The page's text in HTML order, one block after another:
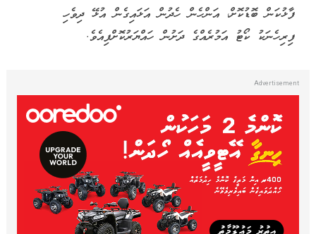
ފާޅުކަން ބޮޑުކޮށް، އަންހެން ހެދުން އަޅައިގެން އުޅޭ ދިވެހި
ފިރިހެނަކު ކޯޓު އަމުރެއްގެ ދަށުން ހައްޔަރުކޮށްފިއެވެ.